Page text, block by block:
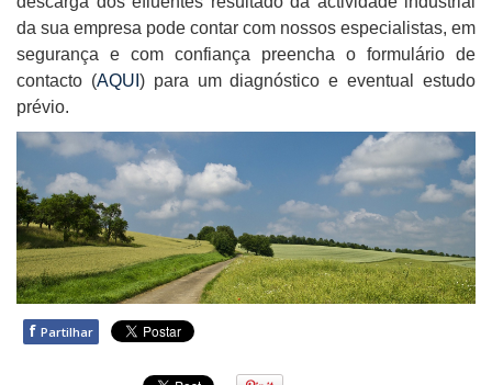
da sua empresa pode contar com nossos especialistas, em
segurança e com confiança preencha o formulário de
contacto (AQUI ) para um diagnóstico e eventual estudo
prévio.
f Partilhar